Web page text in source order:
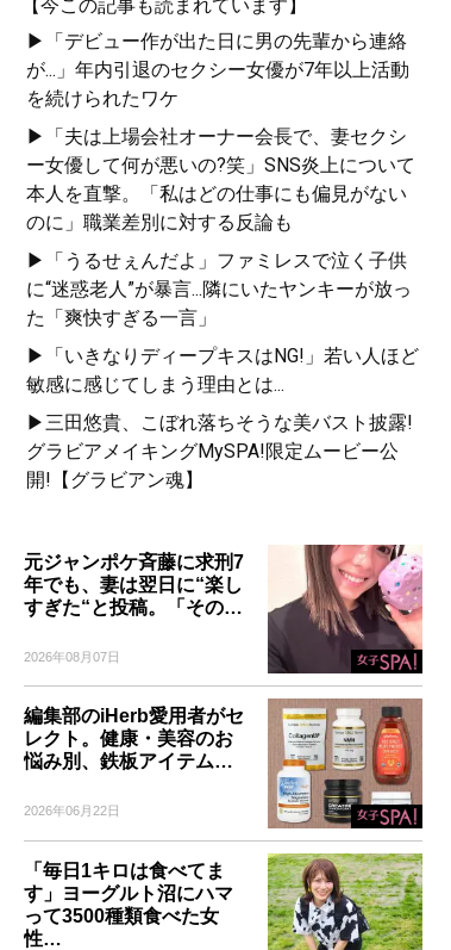
【今この記事も読まれています】
▶「デビュー作が出た日に男の先輩から連絡
が...」年内引退のセクシー女優が7年以上活動
を続けられたワケ
▶「夫は上場会社オーナー会長で、妻セクシ
ー女優して何が悪いの?笑」SNS炎上について
本人を直撃。「私はどの仕事にも偏見がない
のに」職業差別に対する反論も
▶「うるせぇんだよ」ファミレスで泣く子供
に“迷惑老人”が暴言...隣にいたヤンキーが放っ
た「爽快すぎる一言」
▶「いきなりディープキスはNG!」若い人ほど
敏感に感じてしまう理由とは...
▶三田悠貴、こぼれ落ちそうな美バスト披露!
グラビアメイキングMySPA!限定ムービー公
開!【グラビアン魂】
元ジャンポケ斉藤に求刑7
年でも、妻は翌日に“楽し
すぎた“と投稿。「その…
2026年08月07日
編集部のiHerb愛用者がセ
レクト。健康・美容のお
悩み別、鉄板アイテム…
2026年06月22日
「毎日1キロは食べてま
す」ヨーグルト沼にハマ
って3500種類食べた女
性…